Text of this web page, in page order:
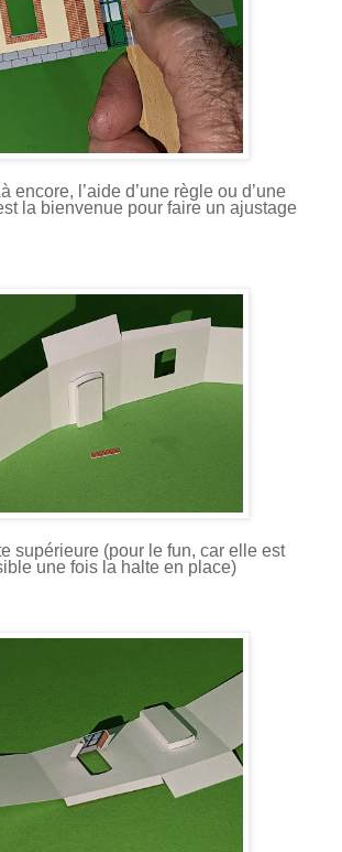
encore, l’aide d’une règle ou d’une
la bienvenue pour faire un ajustage
supérieure (pour le fun, car elle est
une fois la halte en place)